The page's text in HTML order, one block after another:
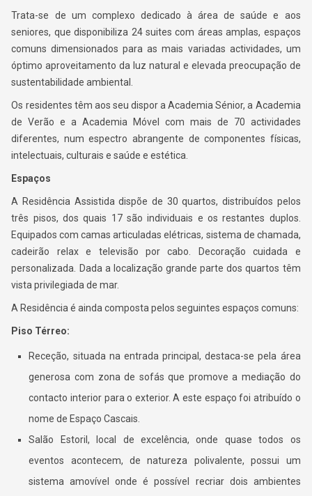
Trata-se de um complexo dedicado à área de saúde e aos
seniores, que disponibiliza 24 suites com áreas amplas, espaços
comuns dimensionados para as mais variadas actividades, um
óptimo aproveitamento da luz natural e elevada preocupação de
sustentabilidade ambiental.
Os residentes têm aos seu dispor a Academia Sénior, a Academia
de Verão e a Academia Móvel com mais de 70 actividades
diferentes, num espectro abrangente de componentes físicas,
intelectuais, culturais e saúde e estética.
Espaços
A Residência Assistida dispõe de 30 quartos, distribuídos pelos
três pisos, dos quais 17 são individuais e os restantes duplos.
Equipados com camas articuladas elétricas, sistema de chamada,
cadeirão relax e televisão por cabo. Decoração cuidada e
personalizada. Dada a localização grande parte dos quartos têm
vista privilegiada de mar.
A Residência é ainda composta pelos seguintes espaços comuns:
Piso Térreo:
Receção, situada na entrada principal, destaca-se pela área
generosa com zona de sofás que promove a mediação do
contacto interior para o exterior. A este espaço foi atribuído o
nome de Espaço Cascais.
Salão Estoril, local de excelência, onde quase todos os
eventos acontecem, de natureza polivalente, possui um
sistema amovível onde é possível recriar dois ambientes